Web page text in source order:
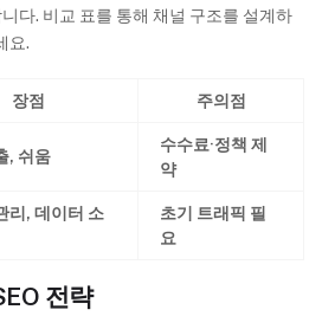
다. 비교 표를 통해 채널 구조를 설계하
요.
장점 주의점
, 쉬움
수수료·정책 제
약
리, 데이터 소
초기 트래픽 필
요
전략